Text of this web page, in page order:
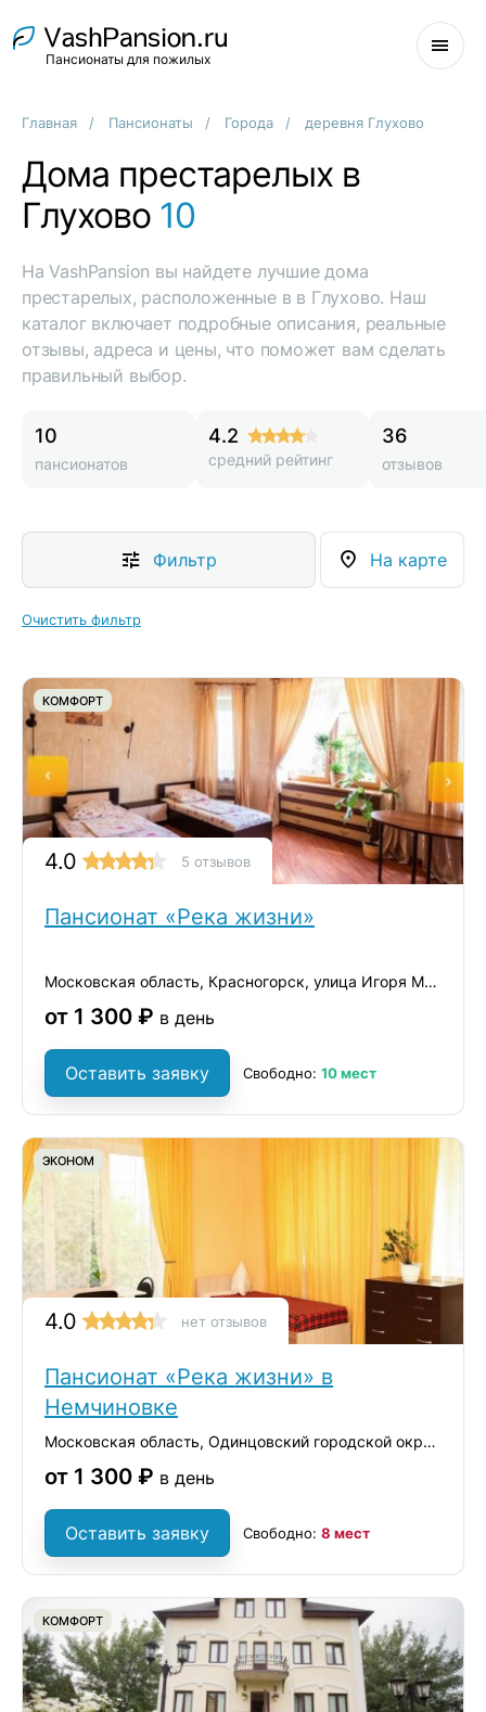
Пансионаты для пожилых
Главная Пансионаты Города деревня Глухово
Дома престарелых в
Глухово 10
На VashPansion вы найдете лучшие дома
престарелых, расположенные в в Глухово. Наш
каталог включает подробные описания, реальные
отзывы, адреса и цены, что поможет вам сделать
правильный выбор.
10
пансионатов
4.2
средний рейтинг
36
отзывов
Фильтр На карте
Очистить фильтр
КОМФОРТ
4.0 5 отзывов
Пансионат «Река жизни»
Московская область, Красногорск, улица Игоря Мерлушкина, 1
от 1 300 ₽ в день
Оставить заявку Свободно: 10 мест
ЭКОНОМ
4.0 нет отзывов
Пансионат «Река жизни» в
Немчиновке
Московская область, Одинцовский городской округ, село Немчиновка, Ольховая улица, 18
от 1 300 ₽ в день
Оставить заявку Свободно: 8 мест
КОМФОРТ